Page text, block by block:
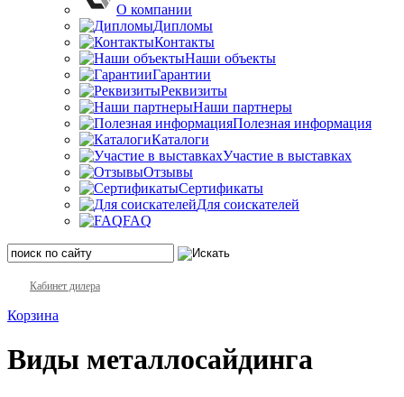
О компании
Дипломы
Контакты
Наши объекты
Гарантии
Реквизиты
Наши партнеры
Полезная информация
Каталоги
Участие в выставках
Отзывы
Сертификаты
Для соискателей
FAQ
Кабинет дилера
Корзина
Виды металлосайдинга